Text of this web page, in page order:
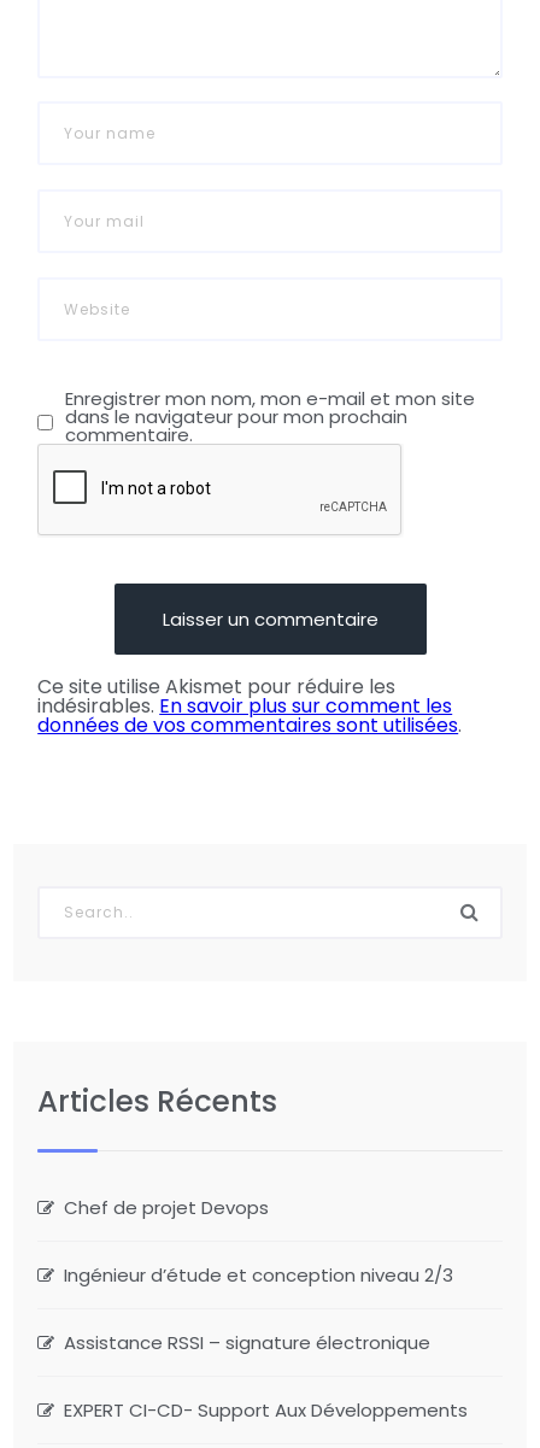
Enregistrer mon nom, mon e-mail et mon site
dans le navigateur pour mon prochain
commentaire.
Ce site utilise Akismet pour réduire les
indésirables. En savoir plus sur comment les
données de vos commentaires sont utilisées.
Articles Récents
Chef de projet Devops
Ingénieur d’étude et conception niveau 2/3
Assistance RSSI – signature électronique
EXPERT CI-CD- Support Aux Développements